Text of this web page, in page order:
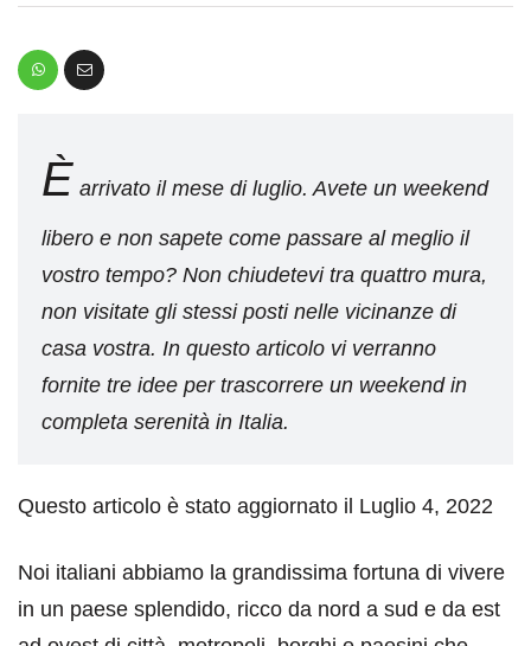
È arrivato il mese di luglio. Avete un weekend
libero e non sapete come passare al meglio il
vostro tempo? Non chiudetevi tra quattro mura,
non visitate gli stessi posti nelle vicinanze di
casa vostra. In questo articolo vi verranno
fornite tre idee per trascorrere un weekend in
completa serenità in Italia.
Questo articolo è stato aggiornato il Luglio 4, 2022
Noi italiani abbiamo la grandissima fortuna di vivere
in un paese splendido, ricco da nord a sud e da est